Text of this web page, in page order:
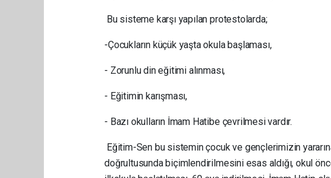
Bu sisteme karşı yapılan protestolarda;
-Çocukların küçük yaşta okula başlaması,
- Zorunlu din eğitimi alınması,
- Eğitimin karışması,
- Bazı okulların İmam Hatibe çevrilmesi vardır.
Eğitim-Sen bu sistemin çocuk ve gençlerimizin
doğrultusunda biçimlendirilmesini esas aldığı, okul